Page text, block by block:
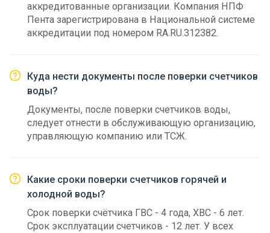
аккредитованные организации. Компания НПФ
Пента зарегистрирована в Национальной системе
аккредитации под номером RA.RU.312382.
Куда нести документы после поверки счетчиков
воды?
Документы, после поверки счетчиков воды,
следует отнести в обслуживающую организацию,
управляющую компанию или ТСЖ.
Какие сроки поверки счетчиков горячей и
холодной воды?
Срок поверки счётчика ГВС - 4 года, ХВС - 6 лет.
Срок эксплуатации счетчиков - 12 лет. У всех